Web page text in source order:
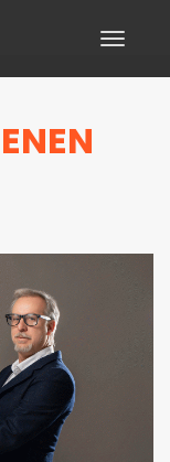
Toggle